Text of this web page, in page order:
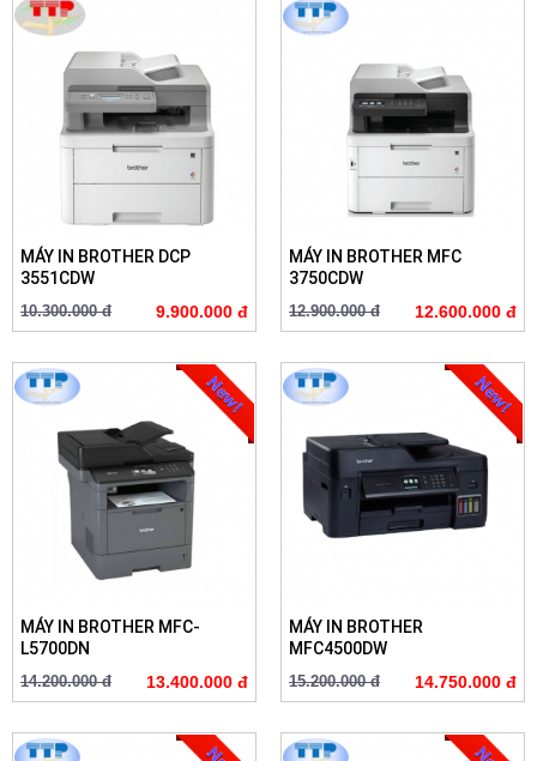
MÁY IN BROTHER DCP
3551CDW
10.300.000 đ 9.900.000 đ
MÁY IN BROTHER MFC
3750CDW
12.900.000 đ 12.600.000 đ
MÁY IN BROTHER MFC-
L5700DN
14.200.000 đ 13.400.000 đ
MÁY IN BROTHER
MFC4500DW
15.200.000 đ 14.750.000 đ